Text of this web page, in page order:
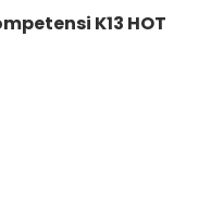
K13 HOT